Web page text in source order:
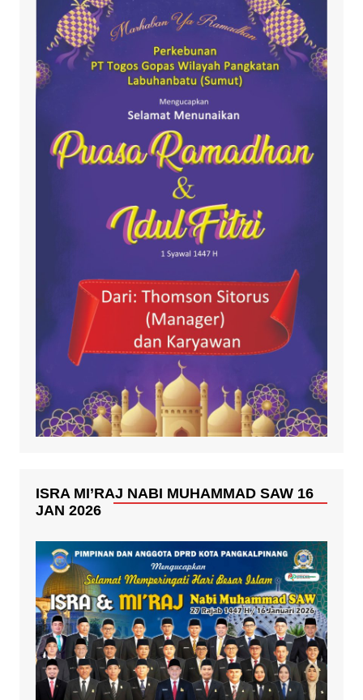
ISRA MI’RAJ NABI MUHAMMAD SAW 16
JAN 2026